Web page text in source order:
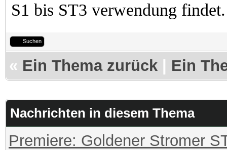
S1 bis ST3 verwendung findet.
Suchen
« Ein Thema zurück Ein
Nachrichten in diesem Thema
Premiere: Goldener Stromer